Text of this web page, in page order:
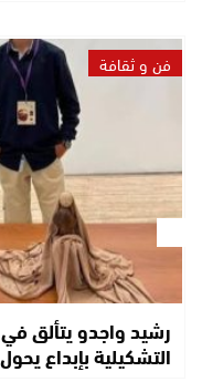
فن و ثقافة
رشيد واجدو يتألق
التشكيلية بإبداع